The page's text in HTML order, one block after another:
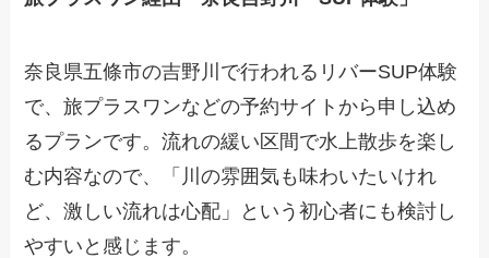
奈良県五條市の吉野川で行われるリバーSUP体験
で、旅プラスワンなどの予約サイトから申し込め
るプランです。流れの緩い区間で水上散歩を楽し
む内容なので、「川の雰囲気も味わいたいけれ
ど、激しい流れは心配」という初心者にも検討し
やすいと感じます。